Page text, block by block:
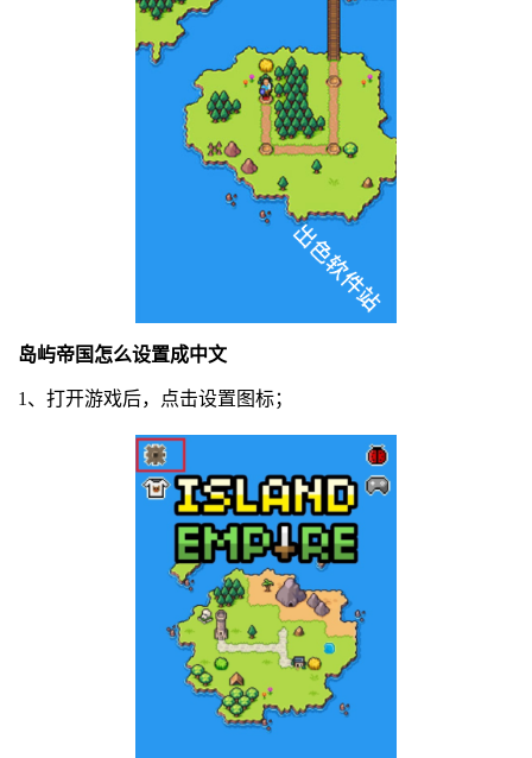
岛屿帝国怎么设置成中文
1、打开游戏后，点击设置图标；